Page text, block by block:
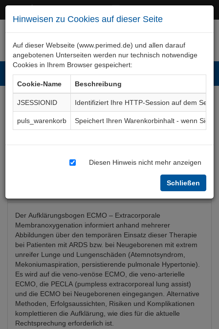
Hinweisen zu Cookies auf dieser Seite
Auf dieser Webseite (www.perimed.de) und allen darauf
angebotenen Unterseiten werden nur technisch notwendige
Cookies in Ihrem Browser gespeichert:
Cookie-Name
Beschreibung
JSESSIONID
Identifiziert Ihre HTTP-Session auf dem Server
puls_warenkorb
Speichert Ihren Warenkorbinhalt - wenn Sie
Diesen Hinweis nicht mehr anzeigen
Schließen
ECMO - Extracorporale
Membranoxygenation
Aufklärungsbogen
Der Aufklärungsbogen ECMO – Extracorporale
Membranoxygenation informiert anhand mehrerer
Abbildungen über den temporären Einsatz dieser Therapie
bei Patienten mit ARDS bzw. bei Neugeborenen mit extrem
unreifer Lunge und Lungenschäden (Atemnotsyndrom,
Mekoniumaspiration, persistierende pulmonale Hypertonie).
Es wird auf die veno-venöse ECMO, die veno-arterielle
ECMO, die PECLA (pumpless extracorporeal lung assist)
und die ECMO bei Neugeborenen eingegangen. Alternative
Methoden, Erfolgsaussichten, Risiken und Komplikationen
komplettieren die Aufklärung, wie dies für die aktuelle
Rechtsprechung erforderlich ist.